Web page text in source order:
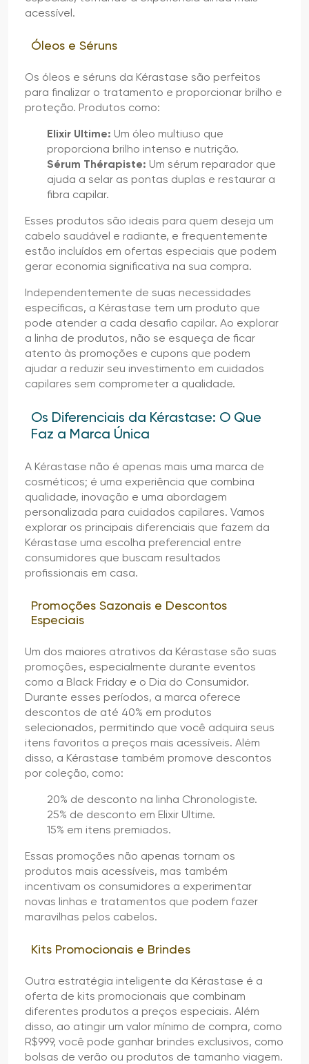
acessível.
Óleos e Séruns
Os óleos e séruns da Kérastase são perfeitos
para finalizar o tratamento e proporcionar brilho e
proteção. Produtos como:
Elixir Ultime: Um óleo multiuso que
proporciona brilho intenso e nutrição.
Sérum Thérapiste: Um sérum reparador que
ajuda a selar as pontas duplas e restaurar a
fibra capilar.
Esses produtos são ideais para quem deseja um
cabelo saudável e radiante, e frequentemente
estão incluídos em ofertas especiais que podem
gerar economia significativa na sua compra.
Independentemente de suas necessidades
específicas, a Kérastase tem um produto que
pode atender a cada desafio capilar. Ao explorar
a linha de produtos, não se esqueça de ficar
atento às promoções e cupons que podem
ajudar a reduzir seu investimento em cuidados
capilares sem comprometer a qualidade.
Os Diferenciais da Kérastase: O Que
Faz a Marca Única
A Kérastase não é apenas mais uma marca de
cosméticos; é uma experiência que combina
qualidade, inovação e uma abordagem
personalizada para cuidados capilares. Vamos
explorar os principais diferenciais que fazem da
Kérastase uma escolha preferencial entre
consumidores que buscam resultados
profissionais em casa.
Promoções Sazonais e Descontos
Especiais
Um dos maiores atrativos da Kérastase são suas
promoções, especialmente durante eventos
como a Black Friday e o Dia do Consumidor.
Durante esses períodos, a marca oferece
descontos de até 40% em produtos
selecionados, permitindo que você adquira seus
itens favoritos a preços mais acessíveis. Além
disso, a Kérastase também promove descontos
por coleção, como:
20% de desconto na linha Chronologiste.
25% de desconto em Elixir Ultime.
15% em itens premiados.
Essas promoções não apenas tornam os
produtos mais acessíveis, mas também
incentivam os consumidores a experimentar
novas linhas e tratamentos que podem fazer
maravilhas pelos cabelos.
Kits Promocionais e Brindes
Outra estratégia inteligente da Kérastase é a
oferta de kits promocionais que combinam
diferentes produtos a preços especiais. Além
disso, ao atingir um valor mínimo de compra, como
R$999, você pode ganhar brindes exclusivos, como
bolsas de verão ou produtos de tamanho viagem.